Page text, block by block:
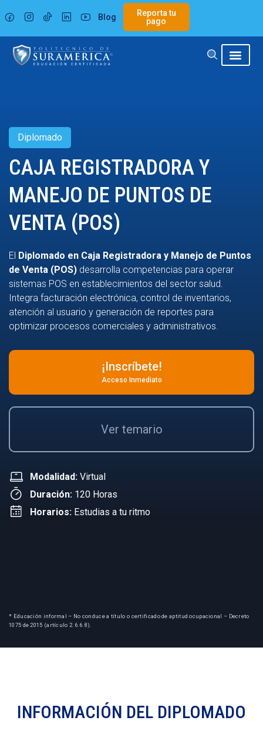
al
contenido
Blog
Reporta tu
pago
Diplomado
CAJA REGISTRADORA Y
MANEJO DE PUNTOS DE
VENTA (POS)
El Diplomado en Caja Registradora y Manejo de Puntos
de Venta (POS) desarrolla competencias para operar
sistemas POS en establecimientos del sector salud.
Integra facturación electrónica, control de inventarios,
atención al usuario y generación de reportes para
optimizar procesos comerciales y administrativos.
¡Inscríbete!
Acceso Inmediato
Ver temario
Modalidad: Virtual
Duración: 120 Horas
Horarios: Estudias a tu ritmo
* Educación informal – No conduce a título o certificado de aptitud ocupacional – Decreto
1075 de 2015 (artículo 2.6.6.8).
INFORMACIÓN DEL DIPLOMADO